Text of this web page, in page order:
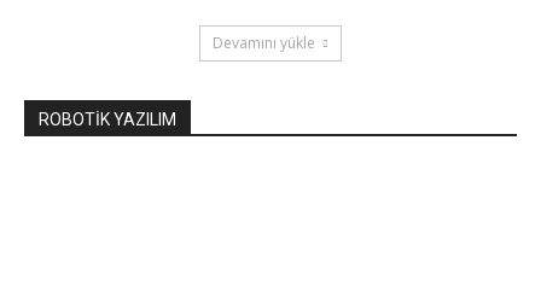
Devamını yükle
ROBOTİK YAZILIM